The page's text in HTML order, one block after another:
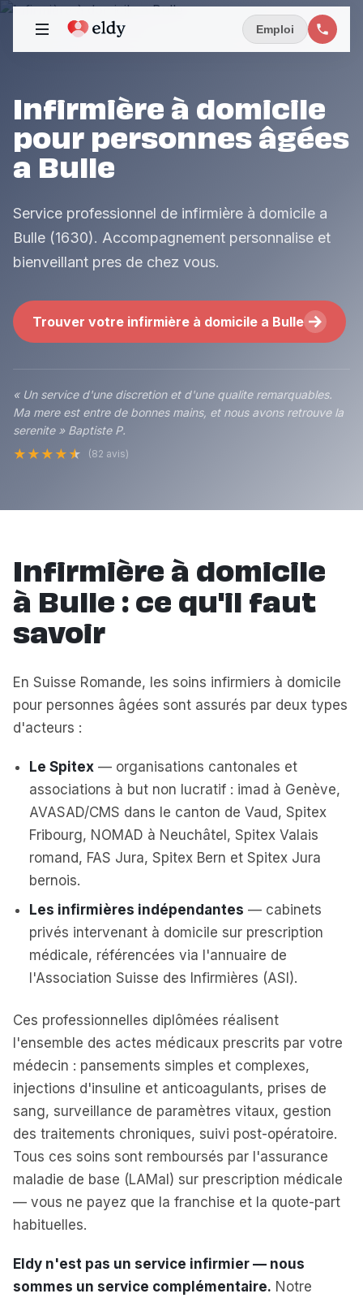
Emploi
Infirmière à domicile
pour personnes âgées
a Bulle
Service professionnel de infirmière à domicile a
Bulle (1630). Accompagnement personnalise et
bienveillant pres de chez vous.
Trouver votre infirmière à domicile a Bulle
« Un service d'une discretion et d'une qualite remarquables.
Ma mere est entre de bonnes mains, et nous avons retrouve la
serenite » Baptiste P.
★ ★ ★ ★ ★ (82 avis)
Infirmière à domicile
à Bulle : ce qu'il faut
savoir
En Suisse Romande, les soins infirmiers à domicile
pour personnes âgées sont assurés par deux types
d'acteurs :
Le Spitex — organisations cantonales et
associations à but non lucratif : imad à Genève,
AVASAD/CMS dans le canton de Vaud, Spitex
Fribourg, NOMAD à Neuchâtel, Spitex Valais
romand, FAS Jura, Spitex Bern et Spitex Jura
bernois.
Les infirmières indépendantes — cabinets
privés intervenant à domicile sur prescription
médicale, référencées via l'annuaire de
l'Association Suisse des Infirmières (ASI).
Ces professionnelles diplômées réalisent
l'ensemble des actes médicaux prescrits par votre
médecin : pansements simples et complexes,
injections d'insuline et anticoagulants, prises de
sang, surveillance de paramètres vitaux, gestion
des traitements chroniques, suivi post-opératoire.
Tous ces soins sont remboursés par l'assurance
maladie de base (LAMal) sur prescription médicale
— vous ne payez que la franchise et la quote-part
habituelles.
Eldy n'est pas un service infirmier — nous
sommes un service complémentaire. Notre